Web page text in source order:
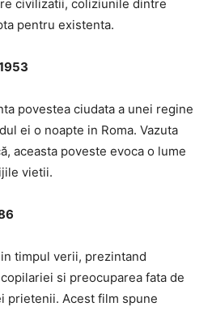
civilizatii, coliziunile dintre
pentru existenta.
povestea ciudata a unei regine
ei o noapte in Roma. Vazuta
aceasta poveste evoca o lume
vietii.
in timpul verii, prezintand
si preocuparea fata de
prietenii. Acest film spune